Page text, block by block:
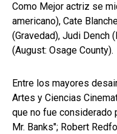
Como Mejor actriz se
americano), Cate
(Gravedad), Judi Dench
(August: Osage County).
Entre los mayores
Artes y Ciencias
que no fue considerado
Mr. Banks"; Robert